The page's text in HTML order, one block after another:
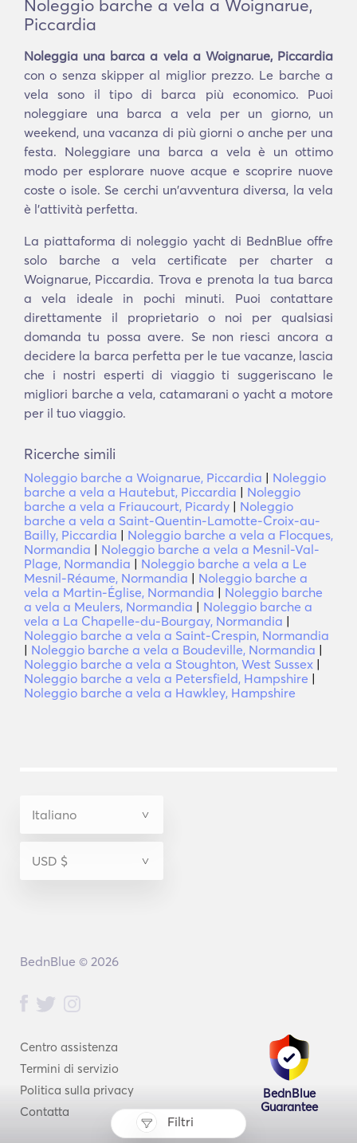
Filtri
Noleggio barche a vela a Woignarue,
Piccardia
Noleggia una barca a vela a Woignarue, Piccardia
con o senza skipper al miglior prezzo. Le barche a
vela sono il tipo di barca più economico. Puoi
noleggiare una barca a vela per un giorno, un
weekend, una vacanza di più giorni o anche per una
festa. Noleggiare una barca a vela è un ottimo
modo per esplorare nuove acque e scoprire nuove
coste o isole. Se cerchi un'avventura diversa, la vela
è l'attività perfetta.
La piattaforma di noleggio yacht di BednBlue offre
solo barche a vela certificate per charter a
Woignarue, Piccardia. Trova e prenota la tua barca
a vela ideale in pochi minuti. Puoi contattare
direttamente il proprietario o noi per qualsiasi
domanda tu possa avere. Se non riesci ancora a
decidere la barca perfetta per le tue vacanze, lascia
che i nostri esperti di viaggio ti suggeriscano le
migliori barche a vela, catamarani o yacht a motore
per il tuo viaggio.
Ricerche simili
Noleggio barche a Woignarue, Piccardia | Noleggio
barche a vela a Hautebut, Piccardia | Noleggio
barche a vela a Friaucourt, Picardy | Noleggio
barche a vela a Saint-Quentin-Lamotte-Croix-au-
Bailly, Piccardia | Noleggio barche a vela a Flocques,
Normandia | Noleggio barche a vela a Mesnil-Val-
Plage, Normandia | Noleggio barche a vela a Le
Mesnil-Réaume, Normandia | Noleggio barche a
vela a Martin-Église, Normandia | Noleggio barche
a vela a Meulers, Normandia | Noleggio barche a
vela a La Chapelle-du-Bourgay, Normandia |
Noleggio barche a vela a Saint-Crespin, Normandia
| Noleggio barche a vela a Boudeville, Normandia |
Noleggio barche a vela a Stoughton, West Sussex |
Noleggio barche a vela a Petersfield, Hampshire |
Noleggio barche a vela a Hawkley, Hampshire
Centro assistenza
Termini di servizio
Politica sulla privacy
Contatta
BednBlue
Guarantee
BednBlue © 2026